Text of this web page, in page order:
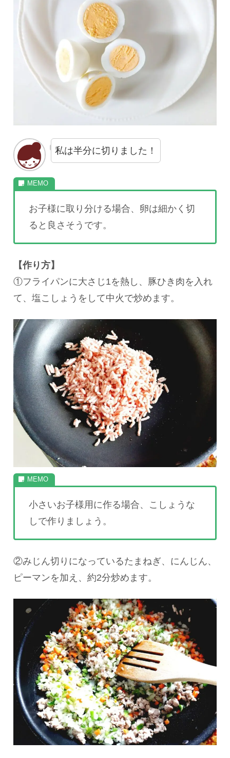
私は半分に切りました！
お子様に取り分ける場合、卵は細かく切
ると良さそうです。
【作り方】
①フライパンに大さじ1を熱し、豚ひき肉を入れ
て、塩こしょうをして中火で炒めます。
小さいお子様用に作る場合、こしょうな
しで作りましょう。
②みじん切りになっているたまねぎ、にんじん、
ピーマンを加え、約2分炒めます。